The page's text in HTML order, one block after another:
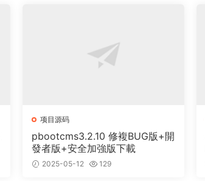
项目源码
pbootcms3.2.10 修複BUG版+開
發者版+安全加強版下載
2025-05-12 129